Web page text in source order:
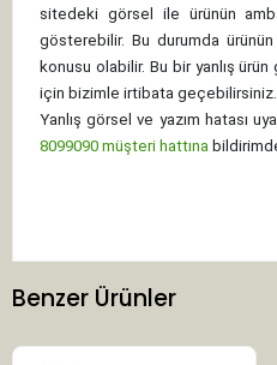
sitedeki görsel ile ürünün
gösterebilir. Bu durumda
konusu olabilir. Bu bir yanlış
için bizimle irtibata geçebilirsiniz.
Yanlış görsel ve yazım hatası
8099090 müşteri hattına
Benzer Ürünler